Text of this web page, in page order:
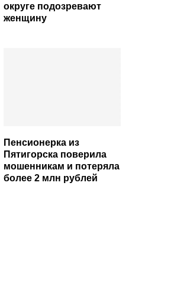
округе подозревают
женщину
Пенсионерка из
Пятигорска поверила
мошенникам и потеряла
более 2 млн рублей